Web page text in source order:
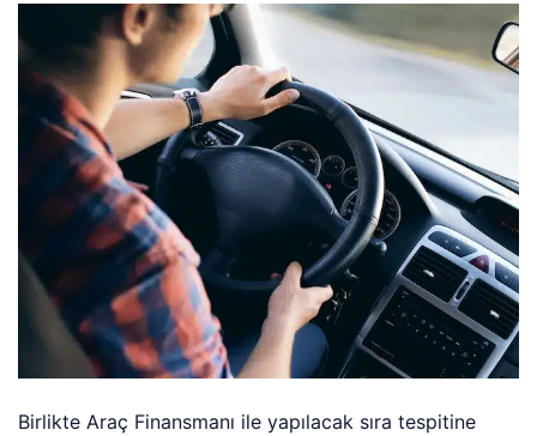
Birlikte Araç Finansmanı ile yapılacak sıra tespitine